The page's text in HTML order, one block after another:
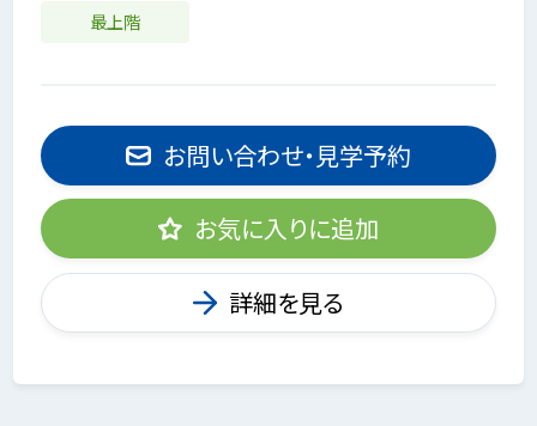
最上階
お問い合わせ・見学予約
お気に入りに追加
詳細を見る